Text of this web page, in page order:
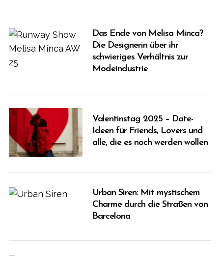
Das Ende von Melisa Minca?
Die Designerin über ihr
schwieriges Verhältnis zur
Modeindustrie
Valentinstag 2025 – Date-
Ideen für Friends, Lovers und
alle, die es noch werden wollen
Urban Siren: Mit mystischem
Charme durch die Straßen von
Barcelona